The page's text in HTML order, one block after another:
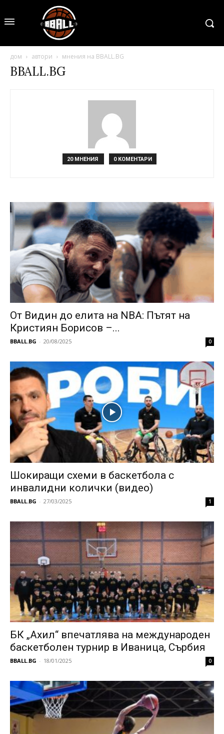
дом автори мнения на BBALL.BG
BBALL.BG
20 МНЕНИЯ 0 КОМЕНТАРИ
От Видин до елита на NBA: Пътят на
Кристиян Борисов –...
BBALL.BG - 20/08/2025 0
Шокиращи схеми в баскетбола с
инвалидни колички (видео)
BBALL.BG - 27/03/2025 1
БК „Ахил“ впечатлява на международен
баскетболен турнир в Иваница, Сърбия
BBALL.BG - 18/01/2025 0